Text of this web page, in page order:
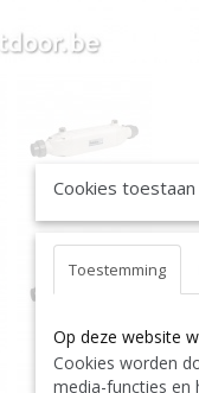
Cookies
Toestemming
Op deze website
Cookies worden
media-functies en